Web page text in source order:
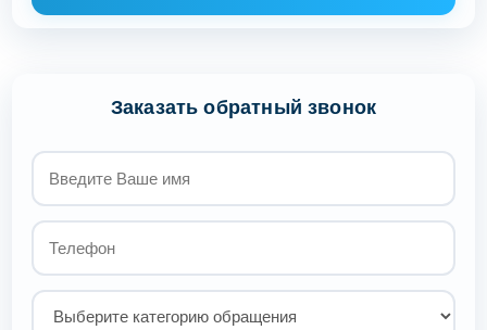
Заказать обратный звонок